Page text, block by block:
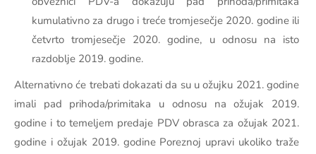
kumulativno za drugo i treće tromjesečje 2020. godine ili
četvrto tromjesečje 2020. godine, u odnosu na isto
razdoblje 2019. godine.
Alternativno će trebati dokazati da su u ožujku 2021. godine
imali pad prihoda/primitaka u odnosu na ožujak 2019.
godine i to temeljem predaje PDV obrasca za ožujak 2021.
godine i ožujak 2019. godine Poreznoj upravi ukoliko traže